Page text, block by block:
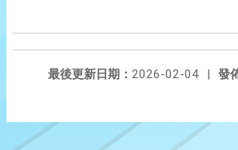
發
最後更新日期： 2026-02-04
|